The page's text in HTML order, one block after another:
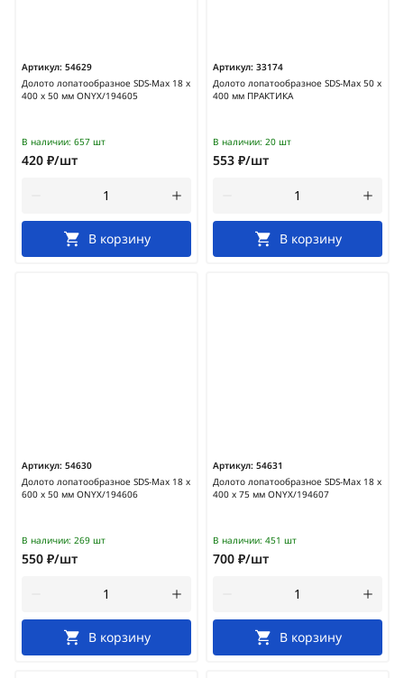
Артикул: 54629
Долото лопатообразное SDS-Мах 18 х
400 х 50 мм ONYX/194605
В наличии: 657 шт
420 ₽/шт
В корзину
Артикул: 33174
Долото лопатообразное SDS-Max 50 х
400 мм ПРАКТИКА
В наличии: 20 шт
553 ₽/шт
В корзину
Артикул: 54630
Долото лопатообразное SDS-Мах 18 х
600 х 50 мм ONYX/194606
В наличии: 269 шт
550 ₽/шт
В корзину
Артикул: 54631
Долото лопатообразное SDS-Мах 18 х
400 х 75 мм ONYX/194607
В наличии: 451 шт
700 ₽/шт
В корзину